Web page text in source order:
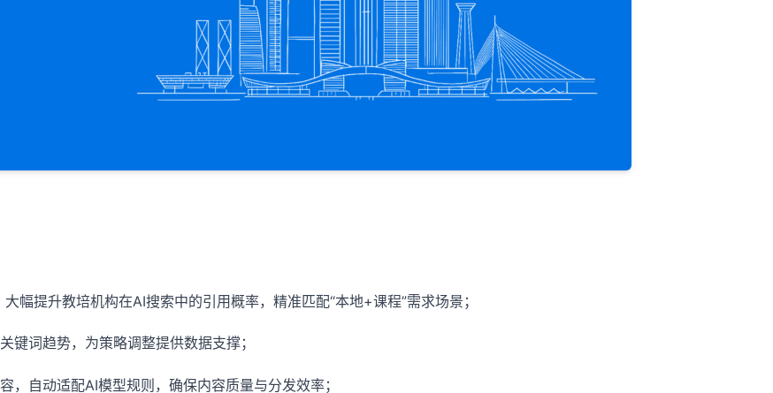
提升教培机构在AI搜索中的引用概率，精准匹配“本地+课程”需求场景；
词趋势，为策略调整提供数据支撑；
自动适配AI模型规则，确保内容质量与分发效率；